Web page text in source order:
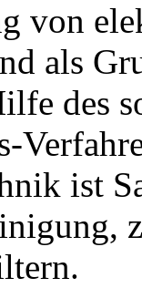
von
als
des
ist